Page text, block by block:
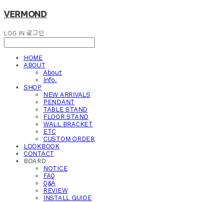
VERMOND
LOG IN 로그인
HOME
ABOUT
About
Info.
SHOP
NEW ARRIVALS
PENDANT
TABLE STAND
FLOOR STAND
WALL BRACKET
ETC
CUSTOM ORDER
LOOKBOOK
CONTACT
BOARD
NOTICE
FAQ
Q&A
REVIEW
INSTALL GUIDE